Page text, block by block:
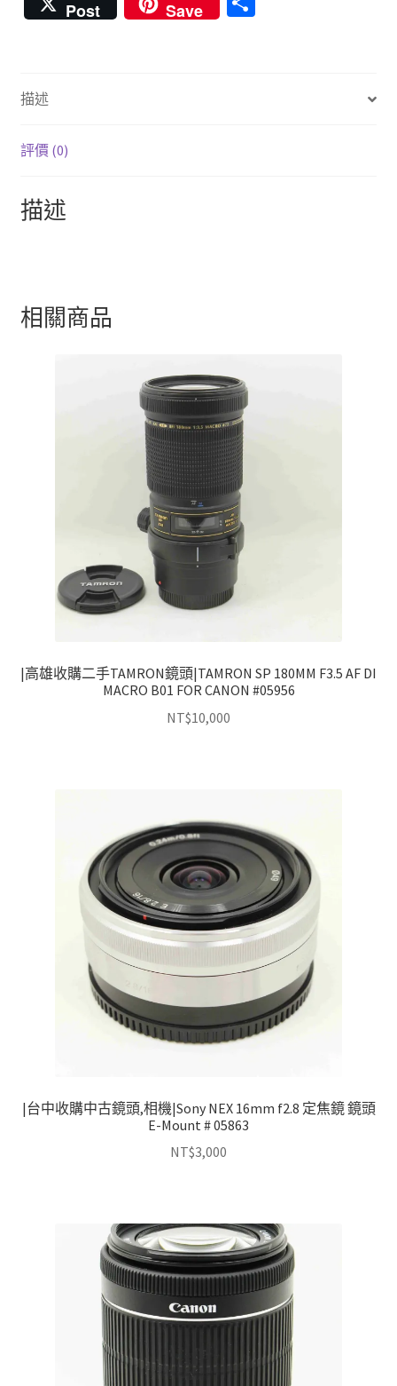
b tt er m e
Post Save
描述
評價 (0)
描述
相關商品
|高雄收購二手TAMRON鏡頭|TAMRON SP 180MM F3.5 AF DI
MACRO B01 FOR CANON #05956
NT$10,000
|台中收購中古鏡頭,相機|Sony NEX 16mm f2.8 定焦鏡 鏡頭
E-Mount # 05863
NT$3,000